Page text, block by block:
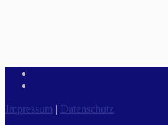
Impressum | Datenschutz